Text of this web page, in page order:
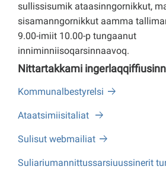
sullissisumik ataasinngornikkut,
sisamanngornikkut aamma
9.00-imiit 10.00-p tungaanut
inniminniisoqarsinnaavoq.
Nittartakkami
Kommunalbestyrelsi
Ataatsimiisitaliat
Sulisut webmailiat
Suliariumannittussarsiuussinerit